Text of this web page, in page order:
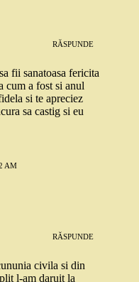
RĂSPUNDE
fii sanatoasa fericita
cum a fost si anul
si te apreciez
sa castig si eu
AM
RĂSPUNDE
civila si din
l-am daruit la